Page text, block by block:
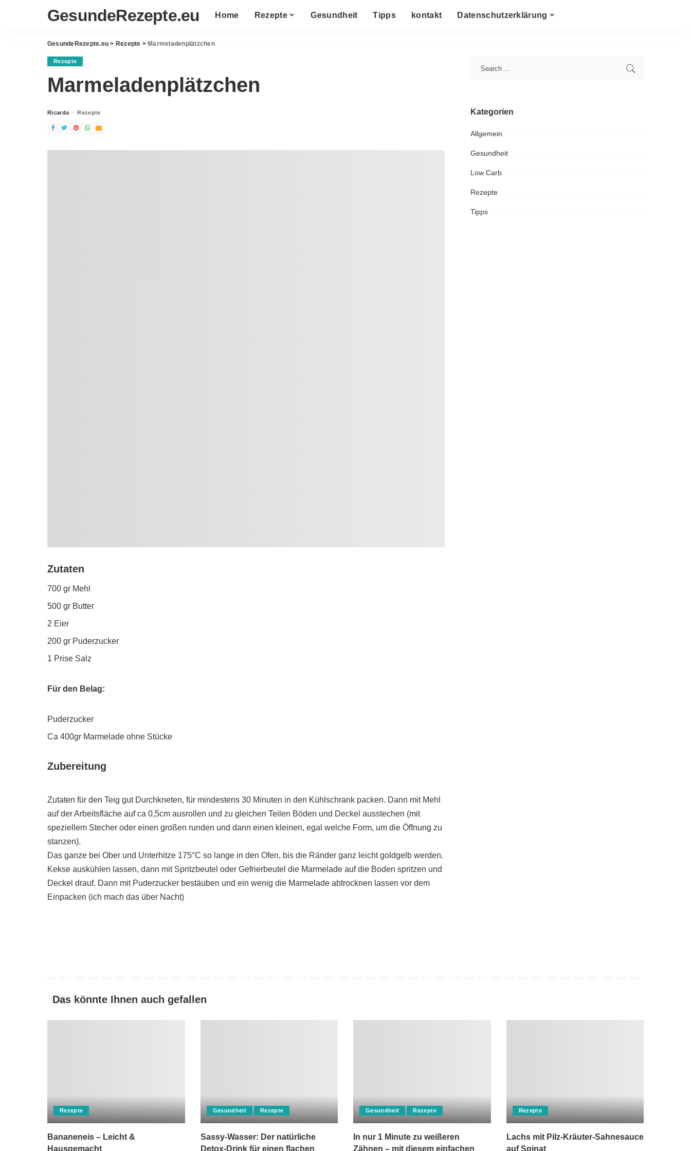
GesundeRezepte.eu Home Rezepte Gesundheit Tipps kontakt Datenschutzerklärung
GesundeRezepte.eu > Rezepte > Marmeladenplätzchen
Rezepte
Marmeladenplätzchen
Posted
Ricarda Rezepte
Zutaten
700 gr Mehl
500 gr Butter
2 Eier
200 gr Puderzucker
1 Prise Salz
Für den Belag:
Puderzucker
Ca 400gr Marmelade ohne Stücke
Zubereitung
Zutaten für den Teig gut Durchkneten, für mindestens 30 Minuten in den Kühlschrank packen. Dann mit Mehl
auf der Arbeitsfläche auf ca 0,5cm ausrollen und zu gleichen Teilen Böden und Deckel ausstechen (mit
speziellem Stecher oder einen großen runden und dann einen kleinen, egal welche Form, um die Öffnung zu
stanzen).
Das ganze bei Ober und Unterhitze 175°C so lange in den Ofen, bis die Ränder ganz leicht goldgelb werden.
Kekse auskühlen lassen, dann mit Spritzbeutel oder Gefrierbeutel die Marmelade auf die Boden spritzen und
Deckel drauf. Dann mit Puderzucker bestäuben und ein wenig die Marmelade abtrocknen lassen vor dem
Einpacken (ich mach das über Nacht)
Kategorien
Allgemein
Gesundheit
Low Carb
Rezepte
Tipps
Das könnte Ihnen auch gefallen
Rezepte
Bananeneis – Leicht &
Hausgemacht
Gesundheit Rezepte
Sassy-Wasser: Der natürliche
Detox-Drink für einen flachen
Gesundheit Rezepte
In nur 1 Minute zu weißeren
Zähnen – mit diesem einfachen
Rezepte
Lachs mit Pilz-Kräuter-Sahnesauce
auf Spinat